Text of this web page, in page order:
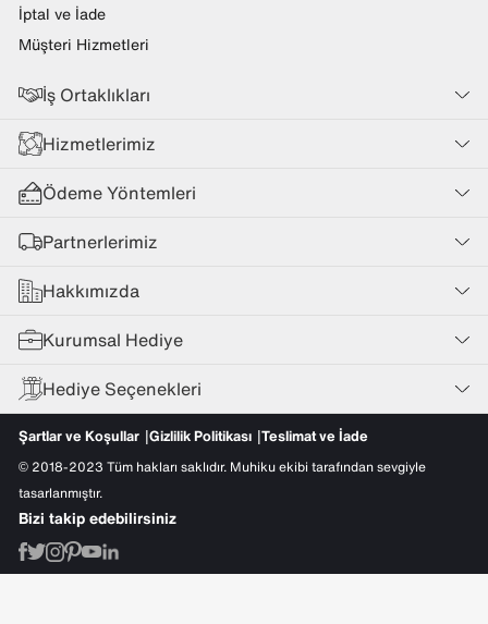
İptal ve İade
Müşteri Hizmetleri
İş Ortaklıkları
Hizmetlerimiz
Ödeme Yöntemleri
Partnerlerimiz
Hakkımızda
Kurumsal Hediye
Hediye Seçenekleri
Şartlar ve Koşullar Gizlilik Politikası Teslimat ve İade
© 2018-2023 Tüm hakları saklıdır. Muhiku ekibi tarafından sevgiyle
tasarlanmıştır.
Bizi takip edebilirsiniz